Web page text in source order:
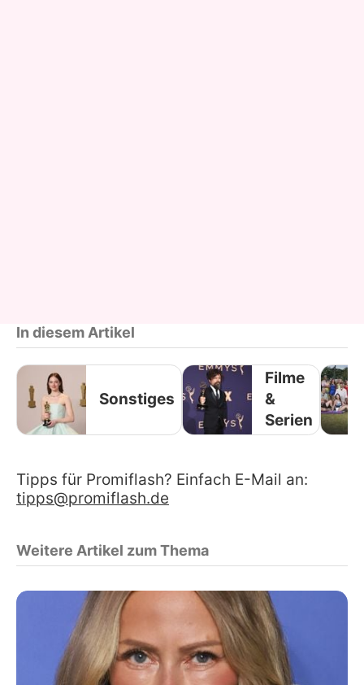
In diesem Artikel
Sonstiges
Filme
&
Serien
Tipps für Promiflash? Einfach E-Mail an:
tipps@promiflash.de
Weitere Artikel zum Thema